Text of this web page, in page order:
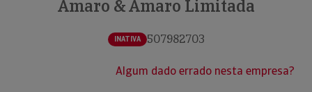
Amaro & Amaro Limitada
INATIVA 507982703
Algum dado errado nesta empresa?